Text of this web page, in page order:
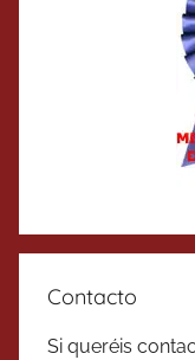
Contacto
Si queréis